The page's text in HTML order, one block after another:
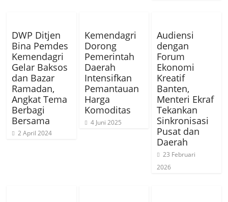
DWP Ditjen
Bina Pemdes
Kemendagri
Gelar Baksos
dan Bazar
Ramadan,
Angkat Tema
Berbagi
Bersama
2 April 2024
Kemendagri
Dorong
Pemerintah
Daerah
Intensifkan
Pemantauan
Harga
Komoditas
4 Juni 2025
Audiensi
dengan
Forum
Ekonomi
Kreatif
Banten,
Menteri Ekraf
Tekankan
Sinkronisasi
Pusat dan
Daerah
23 Februari
2026